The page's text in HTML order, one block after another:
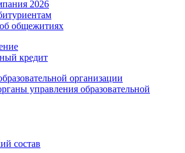
2026
общежитиях
кредит
организации
управления образовательной
состав